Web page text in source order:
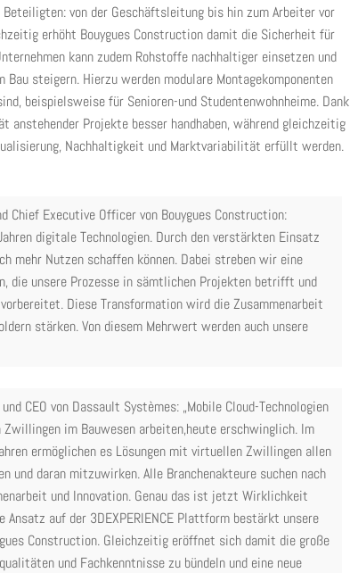
von der Geschäftsleitung bis hin zum Arbeiter vor
erhöht Bouygues Construction damit die Sicherheit für
kann zudem Rohstoffe nachhaltiger einsetzen und
steigern. Hierzu werden modulare Montagekomponenten
beispielsweise für Senioren-und Studentenwohnheime. Dank
Projekte besser handhaben, während gleichzeitig
Nachhaltigkeit und Marktvariabilität erfüllt werden.
Chief Executive Officer von Bouygues Construction:
digitale Technologien. Durch den verstärkten Einsatz
mehr Nutzen schaffen können. Dabei streben wir eine
die unsere Prozesse in sämtlichen Projekten betrifft und
Diese Transformation wird die Zusammenarbeit
stärken. Von diesem Mehrwert werden auch unsere
CEO von Dassault Systèmes: „Mobile Cloud-Technologien
im Bauwesen arbeiten,heute erschwinglich. Im
ermöglichen es Lösungen mit virtuellen Zwillingen allen
und daran mitzuwirken. Alle Branchenakteure suchen nach
und Innovation. Genau das ist jetzt Wirklichkeit
Ansatz auf der 3DEXPERIENCE Plattform bestärkt unsere
Construction. Gleichzeitig eröffnet sich damit die große
und Fachkenntnisse zu bündeln und eine neue